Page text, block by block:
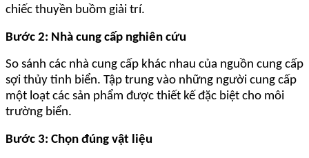
chiếc thuyền buồm giải trí.
Bước 2: Nhà cung cấp nghiên cứu
So sánh các nhà cung cấp khác nhau của nguồn cung cấp
sợi thủy tinh biển. Tập trung vào những người cung cấp
một loạt các sản phẩm được thiết kế đặc biệt cho môi
trường biển.
Bước 3: Chọn đúng vật liệu